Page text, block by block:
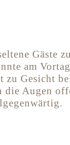
Gäste
am
zu Gesicht
die Augen